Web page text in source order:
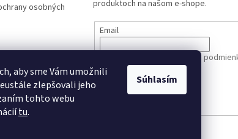
aby sme Vám umožnili
zlepšovali jeho
tohto webu
tu.
Súhlasím
osobných
produktoch na našom e-shope.
Email
Vložením e-mailu súhlasíte s
údajov
PRIHLÁSIŤ SA